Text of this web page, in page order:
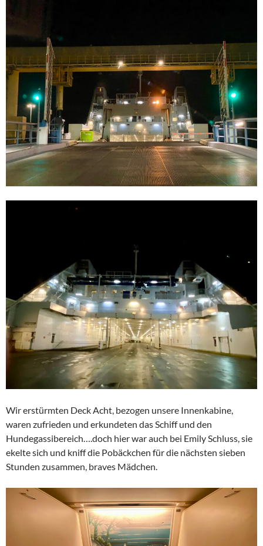
Wir erstürmten Deck Acht, bezogen unsere Innenkabine,
waren zufrieden und erkundeten das Schiff und den
Hundegassibereich….doch hier war auch bei Emily Schluss, sie
ekelte sich und kniff die Pobäckchen für die nächsten sieben
Stunden zusammen, braves Mädchen.